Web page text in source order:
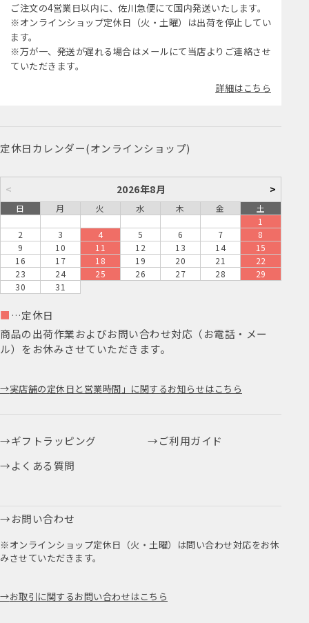
ご注文の4営業日以内に、佐川急便にて国内発送いたします。
※オンラインショップ定休日（火・土曜）は出荷を停止してい
ます。
※万が一、発送が遅れる場合はメールにて当店よりご連絡させ
ていただきます。
詳細はこちら
定休日カレンダー(オンラインショップ)
< 2026年8月 >
日 月 火 水 木 金
土
1
2
3 4 5 6 7
8
9
10 11 12 13 14
15
16
17 18 19 20 21
22
23
24 25 26 27 28
29
30
31
■ …定休日
商品の出荷作業およびお問い合わせ対応（お電話・メー
ル）をお休みさせていただきます。
実店舗の定休日と営業時間」に関するお知らせはこちら
ギフトラッピング
ご利用ガイド
よくある質問
お問い合わせ
※オンラインショップ定休日（火・土曜）は問い合わせ対応をお休
みさせていただきます。
お取引に関するお問い合わせはこちら